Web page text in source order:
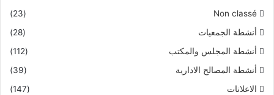
Non classé
(23)
أنشطة الجمعيات
(28)
أنشطة المجلس والمكتب
(112)
أنشطة المصالح الادارية
(39)
الاعلانات
(147)